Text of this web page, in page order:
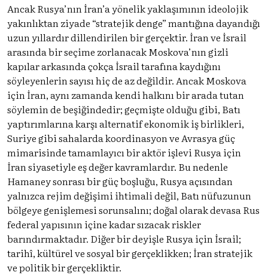
Ancak Rusya’nın İran’a yönelik yaklaşımının ideolojik
yakınlıktan ziyade “stratejik denge” mantığına dayandığı
uzun yıllardır dillendirilen bir gerçektir. İran ve İsrail
arasında bir seçime zorlanacak Moskova’nın gizli
kapılar arkasında çokça İsrail tarafına kaydığını
söyleyenlerin sayısı hiç de az değildir. Ancak Moskova
için İran, aynı zamanda kendi halkını bir arada tutan
söylemin de beşiğindedir; geçmişte olduğu gibi, Batı
yaptırımlarına karşı alternatif ekonomik iş birlikleri,
Suriye gibi sahalarda koordinasyon ve Avrasya güç
mimarisinde tamamlayıcı bir aktör işlevi Rusya için
İran siyasetiyle eş değer kavramlardır. Bu nedenle
Hamaney sonrası bir güç boşluğu, Rusya açısından
yalnızca rejim değişimi ihtimali değil, Batı nüfuzunun
bölgeye genişlemesi sorunsalını; doğal olarak devasa Rus
federal yapısının içine kadar sızacak riskler
barındırmaktadır. Diğer bir deyişle Rusya için İsrail;
tarihî, kültürel ve sosyal bir gerçeklikken; İran stratejik
ve politik bir gerçekliktir.